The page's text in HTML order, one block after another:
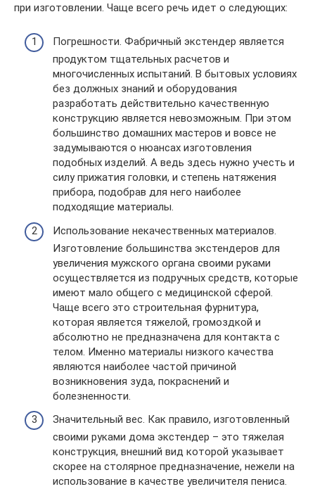
при изготовлении. Чаще всего речь идет о следующих:
Погрешности. Фабричный экстендер является
продуктом тщательных расчетов и
многочисленных испытаний. В бытовых условиях
без должных знаний и оборудования
разработать действительно качественную
конструкцию является невозможным. При этом
большинство домашних мастеров и вовсе не
задумываются о нюансах изготовления
подобных изделий. А ведь здесь нужно учесть и
силу прижатия головки, и степень натяжения
прибора, подобрав для него наиболее
подходящие материалы.
Использование некачественных материалов.
Изготовление большинства экстендеров для
увеличения мужского органа своими руками
осуществляется из подручных средств, которые
имеют мало общего с медицинской сферой.
Чаще всего это строительная фурнитура,
которая является тяжелой, громоздкой и
абсолютно не предназначена для контакта с
телом. Именно материалы низкого качества
являются наиболее частой причиной
возникновения зуда, покраснений и
болезненности.
Значительный вес. Как правило, изготовленный
своими руками дома экстендер – это тяжелая
конструкция, внешний вид которой указывает
скорее на столярное предназначение, нежели на
использование в качестве увеличителя пениса.